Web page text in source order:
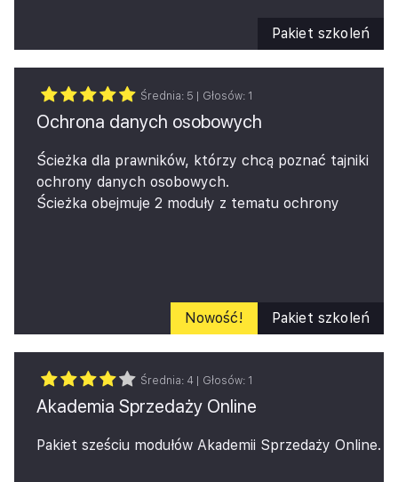
Pakiet szkoleń
Średnia: 5 | Głosów: 1
Ochrona danych osobowych
Ścieżka dla prawników, którzy chcą poznać tajniki
ochrony danych osobowych.
Ścieżka obejmuje 2 moduły z tematu ochrony
Nowość! Pakiet szkoleń
Średnia: 4 | Głosów: 1
Akademia Sprzedaży Online
Pakiet sześciu modułów Akademii Sprzedaży Online.